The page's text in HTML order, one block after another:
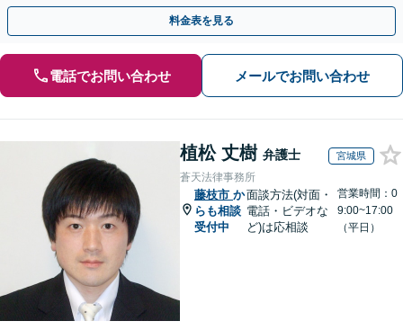
早めにご相談ください。【電話・メール・WEB相談可】
料金表を見る
電話でお問い合わせ メールでお問い合わせ
植松 丈樹 弁護士 宮城県
蒼天法律事務所
藤枝市 か
らも相談
受付中
面談方法(対面・
電話・ビデオな
ど)は応相談
営業時間：0
9:00~17:00
（平日）